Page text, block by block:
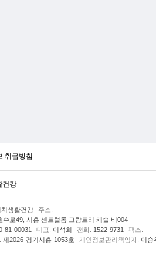
취급방침
건강
생활건강
주소.
수로49, 시흥 센트럴돔 그랑트리 캐슬 비004
81-00031 대표. 이석희 전화. 1522-9731
팩스.
제2026-경기시흥-1053호 개인정보관리책임자. 이승